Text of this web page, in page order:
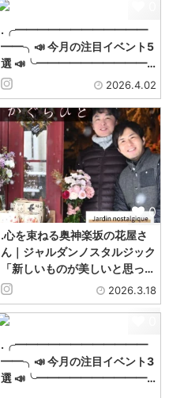
.╭━━━━━━━━━━━━
━━╮📣 今月の注目イベント5
選 📣╰━━━━━━━━━━…
2026.4.02
0
.心を束ねる奥神楽坂の花屋さ
ん｜ジャルダンノスタルジック
「新しいものが美しいと思っ…
2026.3.18
.╭━━━━━━━━━━━━
━━╮📣 今月の注目イベント3
選 📣╰━━━━━━━━━━…